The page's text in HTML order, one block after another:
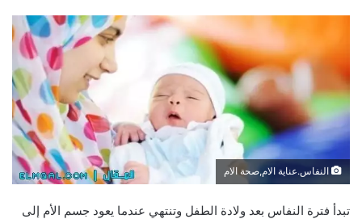
النفاس.عناية الام,صحة الام
تبدأ فترة النفاس بعد ولادة الطفل وتنتهي عندما يعود جسم الأم إلى